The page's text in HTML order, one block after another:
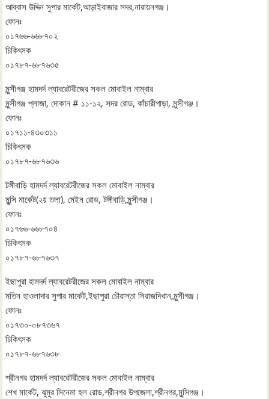
আব্বাস উদ্দিন সুপার মার্কেট,আড়াইবাজার সদর,নারায়নগঞ্জ।
ফোনঃ
০১৭৬৬-৬৬৮৭০২
চিকিৎসক
০১৭৮৭-৬৮৭৬৩৫
মুন্সীগঞ্জ হামদর্দ ল্যাবরেটরীজের সকল মোবাইল নাম্বার
মুন্সীগঞ্জ প্লাজা, দোকান # ১১-১২, সদর রোড, কাঁচারীপাড়া, মুন্সীগঞ্জ।
ফোনঃ
০১৭১১-৪৩০৩১১
চিকিৎসক
০১৭৮৭-৬৮৭৬৩৬
টঙ্গীবাড়ি হামদর্দ ল্যাবরেটরীজের সকল মোবাইল নাম্বার
মুন্সি মার্কেট(২য় তলা), মেইন রোড, টঙ্গীবাড়ি,মুন্সীগঞ্জ।
ফোনঃ
০১৭৬৬-৬৬৮৭০৪
চিকিৎসক
০১৭৮৭-৬৮৭৬৩৭
ইছাপুরা হামদর্দ ল্যাবরেটরীজের সকল মোবাইল নাম্বার
মতিন হাওলাদার সুপার মার্কেট,ইছাপুরা চৌরাস্তা সিরাজদিখান,মুন্সীগঞ্জ।
ফোনঃ
০১৭৩০-০৮৭৩৬৭
চিকিৎসক
০১৭৮৭-৬৮৭৬৩৮
শ্রীনগর হামদর্দ ল্যাবরেটরীজের সকল মোবাইল নাম্বার
শেখ মার্কেট, ঝুমুর সিনেমা হল রোড,শ্রীনগর উপজেলা,শ্রীনগর,মুন্সিগঞ্জ।